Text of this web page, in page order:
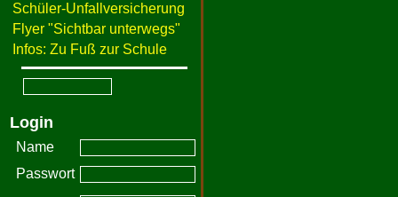
Schüler-Unfallversicherung
Flyer "Sichtbar unterwegs"
Infos: Zu Fuß zur Schule
Login
Name
Passwort